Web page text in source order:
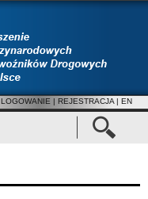
LOGOWANIE | REJESTRACJA | EN